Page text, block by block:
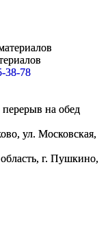
38-78
на обед
ул. Московская,
г. Пушкино,